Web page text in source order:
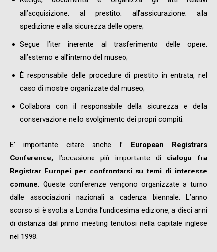
all’acquisizione, al prestito, all’assicurazione, alla
spedizione e alla sicurezza delle opere;
Segue l’iter inerente al trasferimento delle opere,
all’esterno e all’interno del museo;
È responsabile delle procedure di prestito in entrata, nel
caso di mostre organizzate dal museo;
Collabora con il responsabile della sicurezza e della
conservazione nello svolgimento dei propri compiti.
E’ importante citare anche l’ European Registrars
Conference, l’occasione più importante di dialogo fra
Registrar Europei per confrontarsi su temi di interesse
comune . Queste conferenze vengono organizzate a turno
dalle associazioni nazionali a cadenza biennale. L’anno
scorso si è svolta a Londra l’undicesima edizione, a dieci anni
di distanza dal primo meeting tenutosi nella capitale inglese
nel 1998.